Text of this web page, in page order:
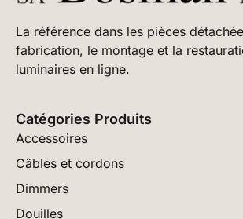
La référence dans les pièces
fabrication, le montage et la
luminaires en ligne.
Catégories Produits
Accessoires
Câbles et cordons
Dimmers
Douilles